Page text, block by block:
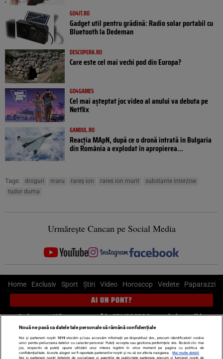
GO4IT.RO
Gadget util pentru grădină: Radio solar portabil cu
Bluetooth la Dedeman
DESCOPERA.RO
Care este cel mai vechi pod din Europa?
GO4GAMES
Cel mai așteptat joc video al anului va debuta pe
Netflix
GANDUL.RO
Reacția MApN, după ce o dronă intrată în Bulgaria
din România a explodat în apropierea...
Tags: droguri maru rareș ion rares ion murit
substante interzise
tudor duma
Urmărește Cancan pe Social Media
Home Exclusiv Sport Știri Video Horoscop Vedete Paparazzi
AI UN PONT?
Scrie-ne pe Whatsapp, sună la 0741226226 sau trimite mail la
pont@cancan.ro
Știri interne Știri externe Politică
Nouă ne pasă ca datele tale personale să rămână confidențiale
Noi și partenerii noștri 1019stocăm și/sau accesăm informații pe dispozitivul dvs., precum identificatorii cookie
unici pentru prelucrarea datelor cu caracter personal. Puteți accepta sau gestiona preferințele dvs. făcând clic mai
jos, respectiv vă puteți opune utilizării unui interes legitim în orice moment pe pagina cu politica de
confidențialitate. Aceste alegeri vor fi raportate partenerilor noștri și nu vă vor afecta navigarea.
Mai multe detalii
Noi si partenerii nostri (retelele de socializare si agentiile de publicitate partenere, precum si furnizorii nostri de